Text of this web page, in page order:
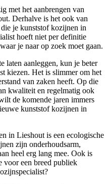
met het aanbrengen van
Derhalve is het ook van
je kunststof kozijnen in
hoeft niet per definitie
je naar op zoek moet gaan.
laten aanleggen, kun je beter
kiezen. Het is slimmer om het
van zaken heeft. Op die
kwaliteit en regelmatig ook
de komende jaren immers
kunststof kozijnen in
in Lieshout is een ecologische
zijn onderhoudsarm,
heel erg lang mee. Ook is
voor een breed publiek